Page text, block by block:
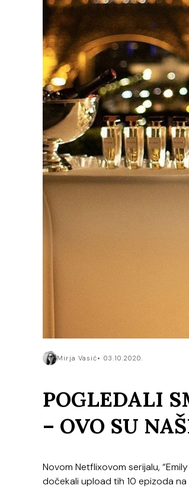
Mirja Vasić 03.10.2020.
POGLEDALI
– OVO SU
Novom Netflixovom serijalu,
dočekali upload tih 10 epizoda